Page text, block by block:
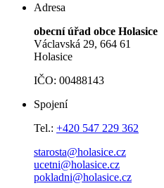
Adresa
obecní úřad obce Holasice
Václavská 29, 664 61
Holasice
IČO: 00488143
Spojení
Tel.: +420 547 229 362
starosta@holasice.cz
ucetni@holasice.cz
pokladni@holasice.cz